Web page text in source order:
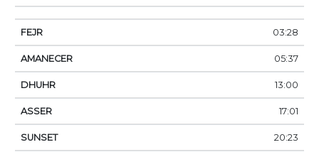
03:28
05:37
13:00
17:01
20:23